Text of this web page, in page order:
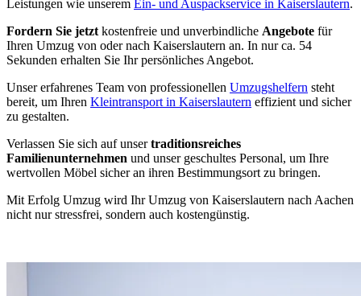
Leistungen wie unserem Ein- und Auspackservice in Kaiserslautern.
Fordern Sie jetzt kostenfreie und unverbindliche Angebote für
Ihren Umzug von oder nach Kaiserslautern an. In nur ca. 54
Sekunden erhalten Sie Ihr persönliches Angebot.
Unser erfahrenes Team von professionellen Umzugshelfern steht
bereit, um Ihren Kleintransport in Kaiserslautern effizient und sicher
zu gestalten.
Verlassen Sie sich auf unsertraditionsreiches
Familienunternehmen und unser geschultes Personal, um Ihre
wertvollen Möbel sicher an ihren Bestimmungsort zu bringen.
Mit Erfolg Umzug wird Ihr Umzug von Kaiserslautern nach Aachen
nicht nur stressfrei, sondern auch kostengünstig.